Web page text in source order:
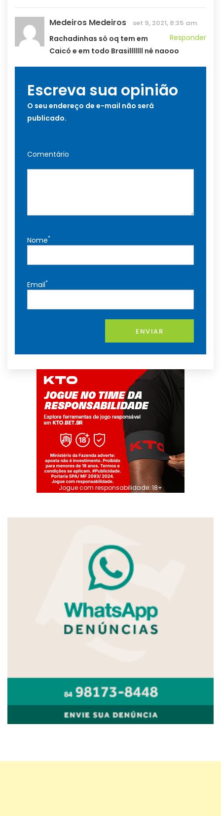
Medeiros Medeiros set 9, 2021, 8:35 am
Responder
Rachadinhas só oq tem em
Caicó e em todo Brasilllllll né naooo
Escreva sua opinião
O seu endereço de e-mail não será
publicado.
Comentário
Nome*
Email*
ENVIAR
Jogue com responsabilidade. 18+